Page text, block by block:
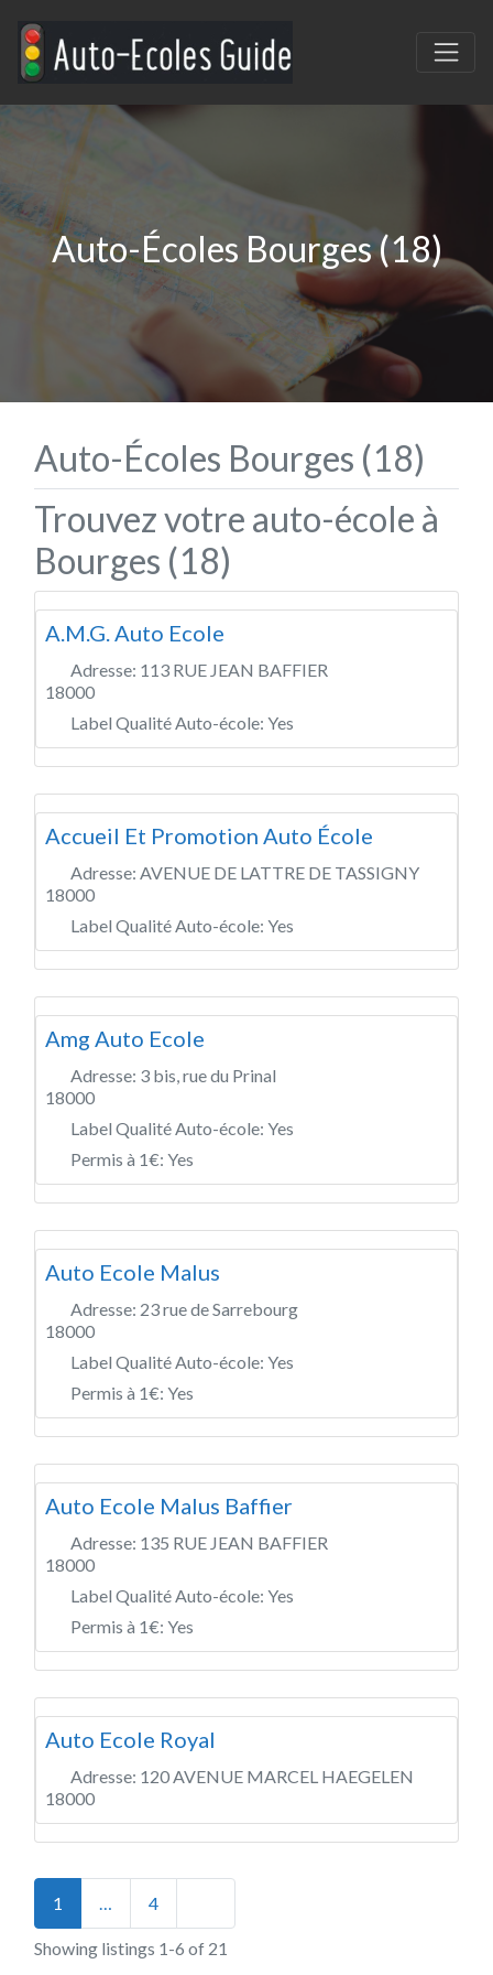
Auto-Écoles Bourges (18)
Auto-Écoles Bourges (18)
Trouvez votre auto-école à
Bourges (18)
A.M.G. Auto Ecole
Adresse: 113 RUE JEAN BAFFIER
18000
Label Qualité Auto-école: Yes
Accueil Et Promotion Auto École
Adresse: AVENUE DE LATTRE DE TASSIGNY
18000
Label Qualité Auto-école: Yes
Amg Auto Ecole
Adresse: 3 bis, rue du Prinal
18000
Label Qualité Auto-école: Yes
Permis à 1€: Yes
Auto Ecole Malus
Adresse: 23 rue de Sarrebourg
18000
Label Qualité Auto-école: Yes
Permis à 1€: Yes
Auto Ecole Malus Baffier
Adresse: 135 RUE JEAN BAFFIER
18000
Label Qualité Auto-école: Yes
Permis à 1€: Yes
Auto Ecole Royal
Adresse: 120 AVENUE MARCEL HAEGELEN
18000
Posts navigation
1 4
Showing listings 1-6 of 21